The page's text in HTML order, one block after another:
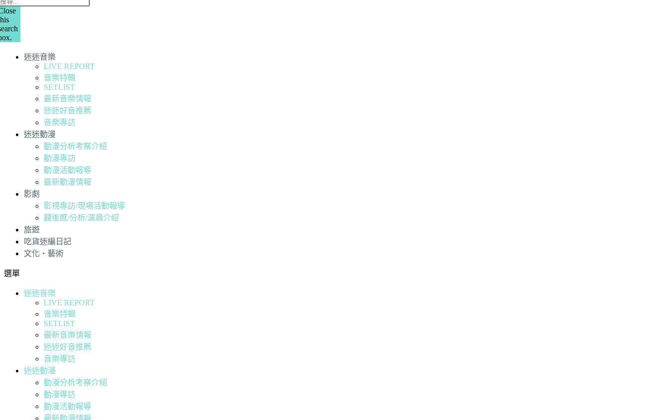
迷迷音樂
LIVE REPORT
音樂特輯
SETLIST
最新音樂情報
迷迷好音推薦
音樂專訪
迷迷動漫
動漫分析考察介紹
動漫專訪
動漫活動報導
最新動漫情報
影劇
影視專訪/現場活動報導
觀後感/分析/演員介紹
旅遊
吃貨迷編日記
文化・藝術
選單
迷迷音樂
LIVE REPORT
音樂特輯
SETLIST
最新音樂情報
迷迷好音推薦
音樂專訪
迷迷動漫
動漫分析考察介紹
動漫專訪
動漫活動報導
最新動漫情報